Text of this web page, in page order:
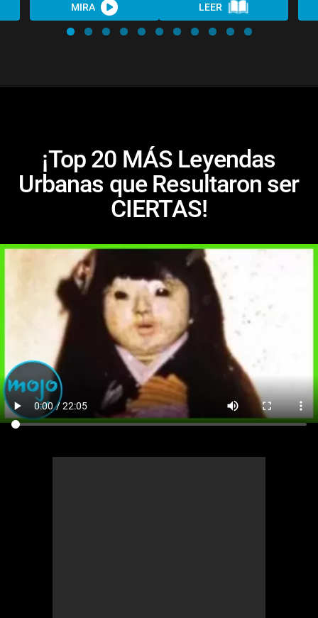
MIRA LEER
¡Top 20 MÁS Leyendas
Urbanas que Resultaron ser
CIERTAS!